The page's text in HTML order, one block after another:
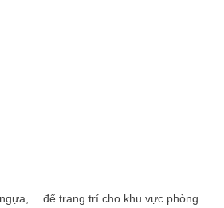
để trang trí cho khu vực phòng